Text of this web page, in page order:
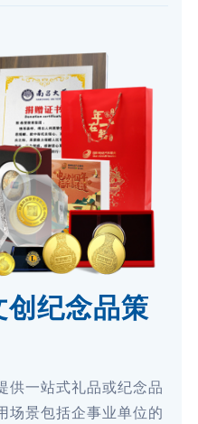
纪念品策
供一站式礼品或纪念品
场景包括企事业单位的